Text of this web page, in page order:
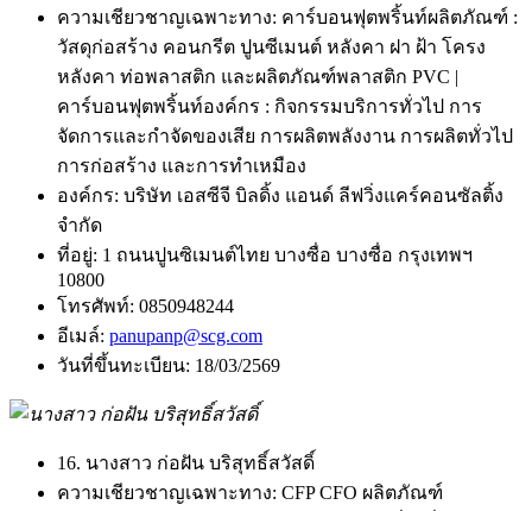
ความเชียวชาญเฉพาะทาง: คาร์บอนฟุตพริ้นท์ผลิตภัณฑ์ :
วัสดุก่อสร้าง คอนกรีต ปูนซีเมนต์ หลังคา ฝา ฝ้า โครง
หลังคา ท่อพลาสติก และผลิตภัณฑ์พลาสติก PVC |
คาร์บอนฟุตพริ้นท์องค์กร : กิจกรรมบริการทั่วไป การ
จัดการและกำจัดของเสีย การผลิตพลังงาน การผลิตทั่วไป
การก่อสร้าง และการทำเหมือง
องค์กร: บริษัท เอสซีจี บิลดิ้ง แอนด์ ลีฟวิ่งแคร์คอนซัลติ้ง
จำกัด
ที่อยู่: 1 ถนนปูนซิเมนต์ไทย บางซื่อ บางซื่อ กรุงเทพฯ
10800
โทรศัพท์: 0850948244
อีเมล์: panupanp@scg.com
วันที่ขึ้นทะเบียน: 18/03/2569
16. นางสาว ก่อฝัน บริสุทธิ์สวัสดิ์
ความเชียวชาญเฉพาะทาง: CFP CFO ผลิตภัณฑ์